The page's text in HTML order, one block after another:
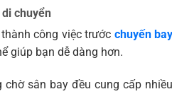
chuyển
công việc trước chuyến
giúp bạn dễ dàng hơn.
chờ sân bay đều cung cấp